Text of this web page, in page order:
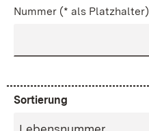
Nummer (* als Platzhalter)
Sortierung